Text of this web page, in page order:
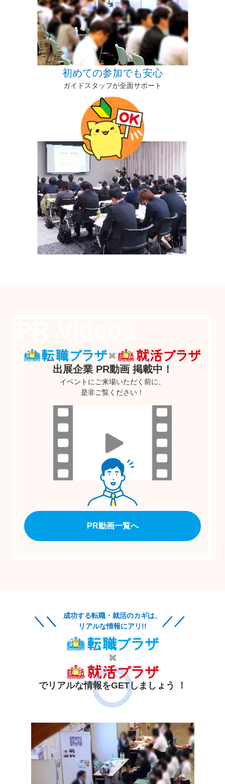
初めての参加でも安心
ガイドスタッフが全面サポート
出展企業 PR動画 掲載中！
イベントにご来場いただく前に、
是非ご覧ください！
PR動画一覧へ
成功する転職・就活のカギは、
リアルな情報にアリ!!
でリアルな情報をGETしましょう ！